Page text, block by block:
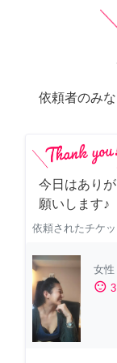
依頼者のみ
今日はあり
願いします♪
依頼されたチケッ
女性
sentiment_satisfied 3